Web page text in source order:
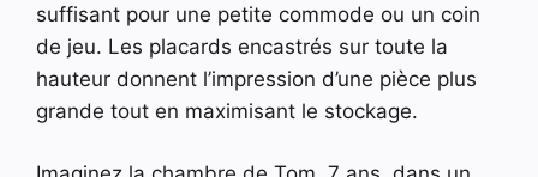
suffisant pour une petite commode ou un coin
de jeu. Les placards encastrés sur toute la
hauteur donnent l’impression d’une pièce plus
grande tout en maximisant le stockage.